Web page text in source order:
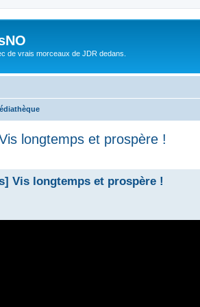
de vrais morceaux de JDR dedans.
longtemps et prospère !
Vis longtemps et prospère !